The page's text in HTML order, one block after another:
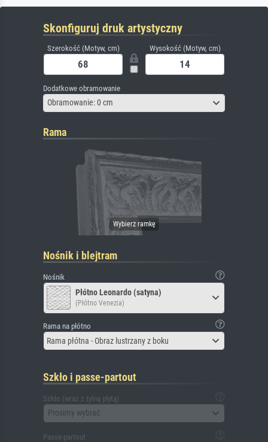
Skonfiguruj druk artystyczny
Szerokość (Motyw, cm) Wysokość (Motyw, cm)
Dodatkowe obramowanie
Obramowanie: 0 cm
Rama
Nośnik i blejtram
Nośnik
Płótno Leonardo (satyna)
(Płótno Venezia)
Rama na płótno
Rama płótna - Obraz lustrzany z boku
Szkło i passe-partout
Szkło (wraz z tylną płytą)
Prosimy wybrać
Passe-partout